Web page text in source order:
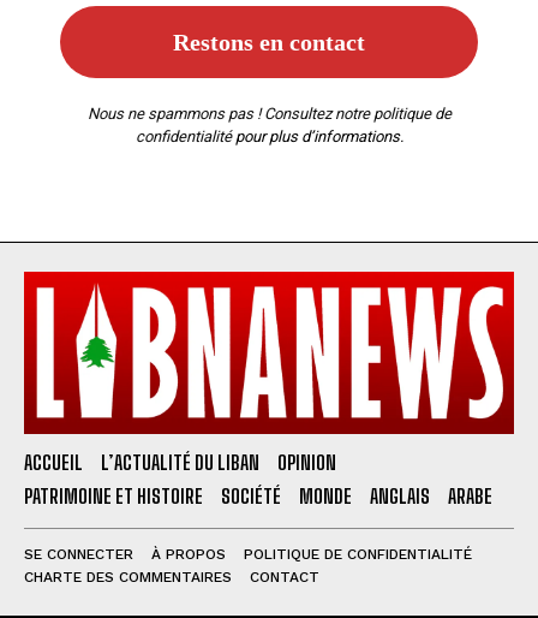
Nous ne spammons pas ! Consultez notre politique de
confidentialitépour plus d’informations.
ACCUEIL L’ACTUALITÉ DU LIBAN
OPINION
PATRIMOINE ET HISTOIRE
SOCIÉTÉ MONDE ANGLAIS ARABE
SE CONNECTER À PROPOS
POLITIQUE DE CONFIDENTIALITÉ
CHARTE DES COMMENTAIRES
CONTACT